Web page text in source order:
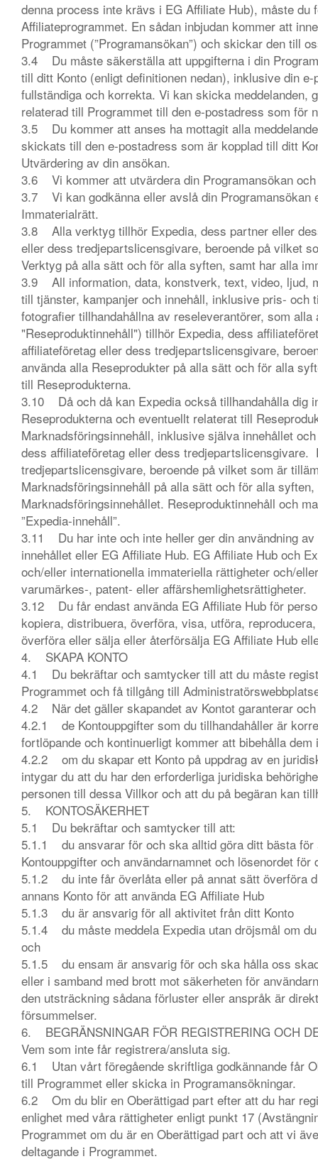
denna process inte krävs i EG Affiliate Hub), måste
Affiliateprogrammet. En sådan inbjudan kommer att
Programmet (”Programansökan”) och skickar den till
3.4 Du måste säkerställa att uppgifterna i din
till ditt Konto (enligt definitionen nedan), inklusive din
fullständiga och korrekta. Vi kan skicka meddelanden,
relaterad till Programmet till den e-postadress som för
3.5 Du kommer att anses ha mottagit alla
skickats till den e-postadress som är kopplad till ditt
Utvärdering av din ansökan.
3.6 Vi kommer att utvärdera din Programansökan
3.7 Vi kan godkänna eller avslå din Programansökan
Immaterialrätt.
3.8 Alla verktyg tillhör Expedia, dess partner eller
eller dess tredjepartslicensgivare, beroende på vilket
Verktyg på alla sätt och för alla syften, samt har alla
3.9 All information, data, konstverk, text, video, ljud,
till tjänster, kampanjer och innehåll, inklusive pris-
fotografier tillhandahållna av reseleverantörer, som
"Reseproduktinnehåll") tillhör Expedia, dess
affiliateföretag eller dess tredjepartslicensgivare,
använda alla Reseprodukter på alla sätt och för alla
till Reseprodukterna.
3.10 Då och då kan Expedia också tillhandahålla dig
Reseprodukterna och eventuellt relaterat till
Marknadsföringsinnehåll, inklusive själva innehållet
dess affiliateföretag eller dess
tredjepartslicensgivare, beroende på vilket som är
Marknadsföringsinnehåll på alla sätt och för alla
Marknadsföringsinnehållet. Reseproduktinnehåll och
”Expedia-innehåll”.
3.11 Du har inte och inte heller ger din användning
innehållet eller EG Affiliate Hub. EG Affiliate Hub och
och/eller internationella immateriella rättigheter och/
varumärkes-, patent- eller affärshemlighetsrättigheter.
3.12 Du får endast använda EG Affiliate Hub för
kopiera, distribuera, överföra, visa, utföra,
överföra eller sälja eller återförsälja EG Affiliate Hub
4. SKAPA KONTO
4.1 Du bekräftar och samtycker till att du måste
Programmet och få tillgång till
4.2 När det gäller skapandet av Kontot garanterar
4.2.1 de Kontouppgifter som du tillhandahåller är
fortlöpande och kontinuerligt kommer att bibehålla
4.2.2 om du skapar ett Konto på uppdrag av en
intygar du att du har den erforderliga juridiska
personen till dessa Villkor och att du på begäran kan
5. KONTOSÄKERHET
5.1 Du bekräftar och samtycker till att:
5.1.1 du ansvarar för och ska alltid göra ditt bästa
Kontouppgifter och användarnamnet och lösenordet för
5.1.2 du inte får överlåta eller på annat sätt överföra
annans Konto för att använda EG Affiliate Hub
5.1.3 du är ansvarig för all aktivitet från ditt Konto
5.1.4 du måste meddela Expedia utan dröjsmål om
och
5.1.5 du ensam är ansvarig för och ska hålla oss
eller i samband med brott mot säkerheten för
den utsträckning sådana förluster eller anspråk är
försummelser.
6. BEGRÄNSNINGAR FÖR REGISTRERING OCH
Vem som inte får registrera/ansluta sig.
6.1 Utan vårt föregående skriftliga godkännande får
till Programmet eller skicka in Programansökningar.
6.2 Om du blir en Oberättigad part efter att du har
enlighet med våra rättigheter enligt punkt 17
Programmet om du är en Oberättigad part och att vi
deltagande i Programmet.